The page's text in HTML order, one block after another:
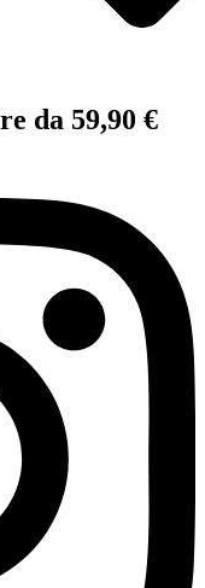
da 59,90 €